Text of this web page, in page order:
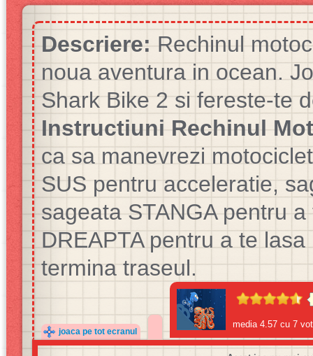
Descriere: Rechinul
noua aventura in ocean.
Shark Bike 2 si fereste-te
Instructiuni Rechinul
ca sa manevrezi
SUS pentru acceleratie,
sageata STANGA pentru
DREAPTA pentru a te
termina traseul.
joaca pe tot ecranul
media 4.57 cu 7